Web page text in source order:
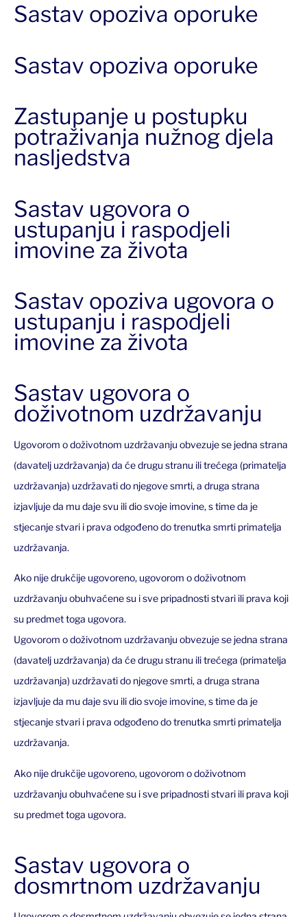
Sastav opoziva oporuke
Sastav opoziva oporuke
Zastupanje u postupku
potraživanja nužnog djela
nasljedstva
Sastav ugovora o
ustupanju i raspodjeli
imovine za života
Sastav opoziva ugovora o
ustupanju i raspodjeli
imovine za života
Sastav ugovora o
doživotnom uzdržavanju
Ugovorom o doživotnom uzdržavanju obvezuje se jedna strana
(davatelj uzdržavanja) da će drugu stranu ili trećega (primatelja
uzdržavanja) uzdržavati do njegove smrti, a druga strana
izjavljuje da mu daje svu ili dio svoje imovine, s time da je
stjecanje stvari i prava odgođeno do trenutka smrti primatelja
uzdržavanja.
Ako nije drukčije ugovoreno, ugovorom o doživotnom
uzdržavanju obuhvaćene su i sve pripadnosti stvari ili prava koji
su predmet toga ugovora.
Ugovorom o doživotnom uzdržavanju obvezuje se jedna strana
(davatelj uzdržavanja) da će drugu stranu ili trećega (primatelja
uzdržavanja) uzdržavati do njegove smrti, a druga strana
izjavljuje da mu daje svu ili dio svoje imovine, s time da je
stjecanje stvari i prava odgođeno do trenutka smrti primatelja
uzdržavanja.
Ako nije drukčije ugovoreno, ugovorom o doživotnom
uzdržavanju obuhvaćene su i sve pripadnosti stvari ili prava koji
su predmet toga ugovora.
Sastav ugovora o
dosmrtnom uzdržavanju